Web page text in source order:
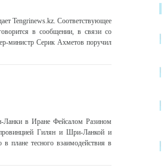
Tengrinews.kz. Соответствующее
в сообщении, в связи со
министр Серик Ахметов поручил
в Иране Фейсалом Разином
провинцией Гилян и Шри-Ланкой и
плане тесного взаимодействия в